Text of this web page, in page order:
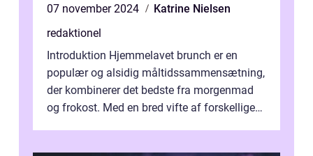
07 november 2024
Katrine Nielsen
redaktionel
Introduktion Hjemmelavet brunch er en
populær og alsidig måltidssammensætning,
der kombinerer det bedste fra morgenmad
og frokost. Med en bred vifte af forskellige